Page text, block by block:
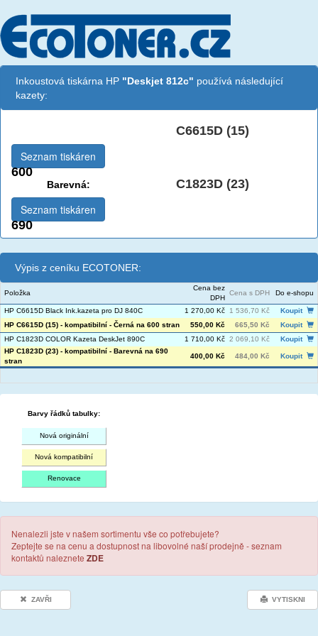
Inkoustová tiskárna HP "Deskjet 812c" používá následující
kazety:
C6615D (15)
600
Seznam tiskáren
Barevná: C1823D (23)
690
Seznam tiskáren
Výpis z ceníku ECOTONER:
Položka
Cena bez
DPH
Cena s DPH Do e-shopu
HP C6615D Black Ink.kazeta pro DJ 840C 1 270,00 Kč 1 536,70 Kč
Koupit
HP C6615D (15) - kompatibilní - Černá na 600 stran
550,00 Kč 665,50 Kč
Koupit
HP C1823D COLOR Kazeta DeskJet 890C
1 710,00 Kč 2 069,10 Kč
Koupit
HP C1823D (23) - kompatibilní - Barevná na 690
stran
400,00 Kč 484,00 Kč Koupit
Barvy řádků tabulky:
Nová originální
Nová kompatibilní
Renovace
Nenalezli jste v našem sortimentu vše co potřebujete?
Zeptejte se na cenu a dostupnost na libovolné naší prodejně - seznam
kontaktů naleznete ZDE
ZAVŘI VYTISKNI